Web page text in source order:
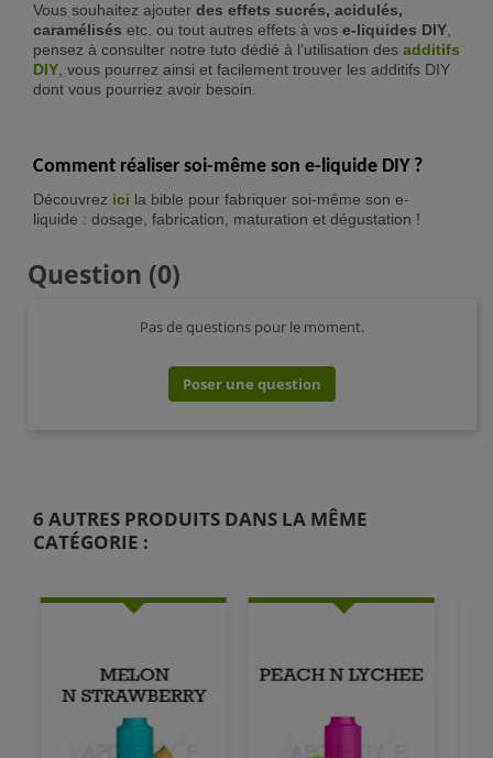
Vous souhaitez ajouter des effets sucrés, acidulés,
caramélisés etc. ou tout autres effets à vos e-liquides DIY,
pensez à consulter notre tuto dédié à l’utilisation des additifs
DIY, vous pourrez ainsi et facilement trouver les additifs DIY
dont vous pourriez avoir besoin.
Comment réaliser soi-même son e-liquide DIY ?
Découvrez ici la bible pour fabriquer soi-même son e-
liquide : dosage, fabrication, maturation et dégustation !
Question (0)
Pas de questions pour le moment.
Poser une question
6 AUTRES PRODUITS DANS LA MÊME
CATÉGORIE :